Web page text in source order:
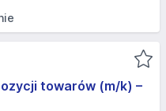
towarów (m/k) –